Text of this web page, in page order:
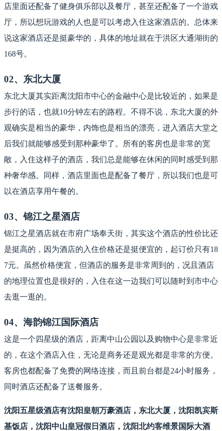
店里面还配备了健身俱乐部以及餐厅，甚至还配备了一个游戏
厅，所以想玩游戏的人也是可以考虑入住这家酒店的。总体来
说这家酒店还是挺豪华的，具体的地址就在于洪区大通湖街的
168号。
02、东北大厦
东北大厦其实距离沈阳市中心的金融中心是比较近的，如果是
步行的话，也就10分钟左右的路程。不得不说，东北大厦的外
观确实是相当的豪华，内饰也是相当的漂亮，进入酒店大堂之
后我们就能够感受到那种豪华了。所有的客房也是非常的宽
敞，入住这样子的酒店，我们总是能够在休闲的同时感受到那
种奢华感。同样，酒店里面也是配备了餐厅，所以我们也是可
以在酒店享用午餐的。
03、锦江之星酒店
锦江之星酒店就在市府广场奉天街，其实这个酒店的性价比还
是挺高的，因为酒店的入住价格还是挺便宜的，起订价只有18
7元。虽然价格便宜，但酒店的服务是非常周到的，况且酒店
的地理位置也是很好的，入住在这一边我们可以随时到市中心
去逛一逛的。
04、海韵锦江国际酒店
这是一个四星级的酒店，距离中山公园以及购物中心是非常近
的，在这个酒店入住，无论是商务还是观光都是非常的方便。
客房也都配备了免费的网络连接，而且前台都是24小时服务，
同时酒店还配备了送餐服务。
沈阳五星级酒店有沈阳皇朝万豪酒店，东北大厦，沈阳凯宾斯
基饭店，沈阳中山皇冠假日酒店，沈阳北约客维景国际大酒